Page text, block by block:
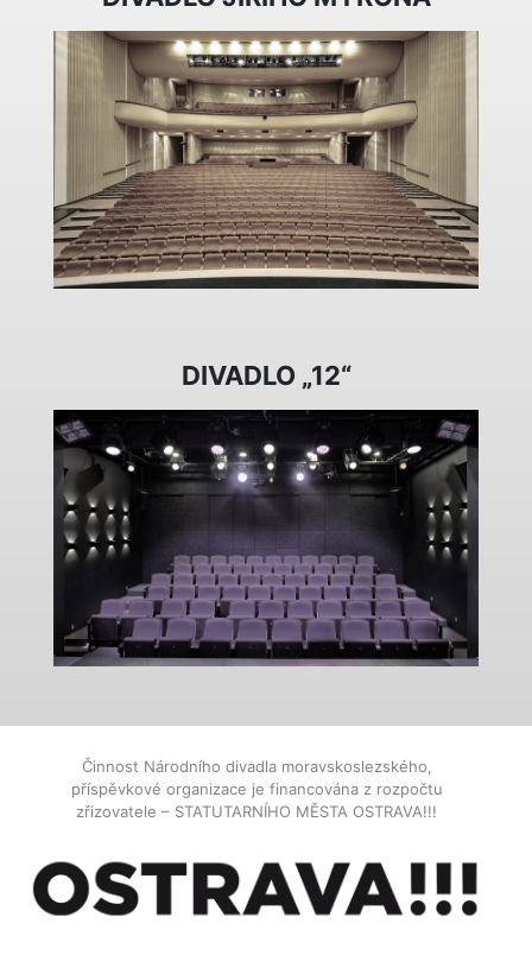
DIVADLO „12“
Činnost Národního divadla moravskoslezského,
příspěvkové organizace je financována z rozpočtu
zřizovatele – STATUTARNÍHO MĚSTA OSTRAVA!!!